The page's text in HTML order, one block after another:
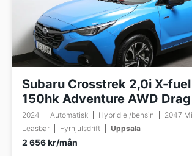
Subaru Crosstrek 2,0i X-
150hk Adventure AWD
2024 Automatisk Hybrid el/bensin 2047
Leasbar
Fyrhjulsdrift Uppsala
2 656 kr/mån